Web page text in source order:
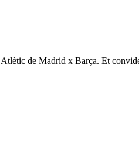
de Madrid x Barça. Et